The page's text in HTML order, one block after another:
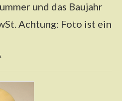
und das Baujahr
Achtung: Foto ist ein